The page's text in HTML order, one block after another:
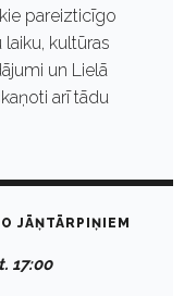
pareizticīgo
kultūras
un Lielā
arī tādu
JĀŅTĀRPIŅIEM
17:00